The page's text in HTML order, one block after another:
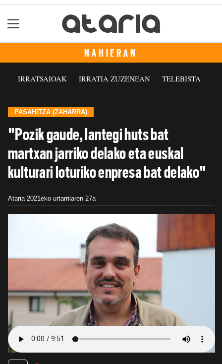
NAHIERAN
IRRATSAIOAK IRRATIA ZUZENEAN TELEBISTA
PASAHITZA (ZAHARRA)
"Pozik gaude, lantegi huts bat
martxan jarriko delako eta euskal
kulturari loturiko enpresa bat delako"
Ataria 2021eko urtarrilaren 27a